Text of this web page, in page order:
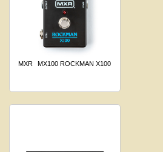
MXR MX100 ROCKMAN X100